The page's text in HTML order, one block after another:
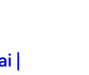
|